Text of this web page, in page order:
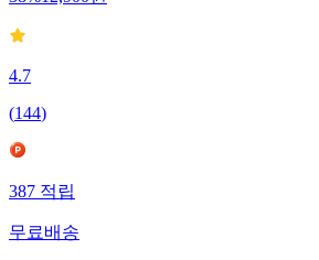
4.7
(144)
387적립
무료배송